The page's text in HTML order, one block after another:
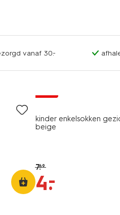
vanaf 30.-
kinder enkelsokken
beige
7.69
4.
–